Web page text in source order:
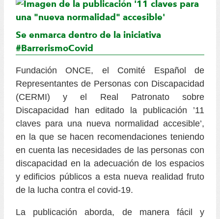
Se enmarca dentro de la iniciativa
#BarrerismoCovid
Fundación ONCE, el Comité Español de
Representantes de Personas con Discapacidad
(CERMI) y el Real Patronato sobre
Discapacidad han editado la publicación ’11
claves para una nueva normalidad accesible’,
en la que se hacen recomendaciones teniendo
en cuenta las necesidades de las personas con
discapacidad en la adecuación de los espacios
y edificios públicos a esta nueva realidad fruto
de la lucha contra el covid-19.
La publicación aborda, de manera fácil y